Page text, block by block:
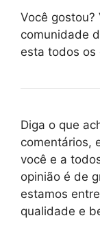
Você
comunidade
esta todos os
Diga o que
comentários,
você e a
opinião é de
estamos
qualidade e